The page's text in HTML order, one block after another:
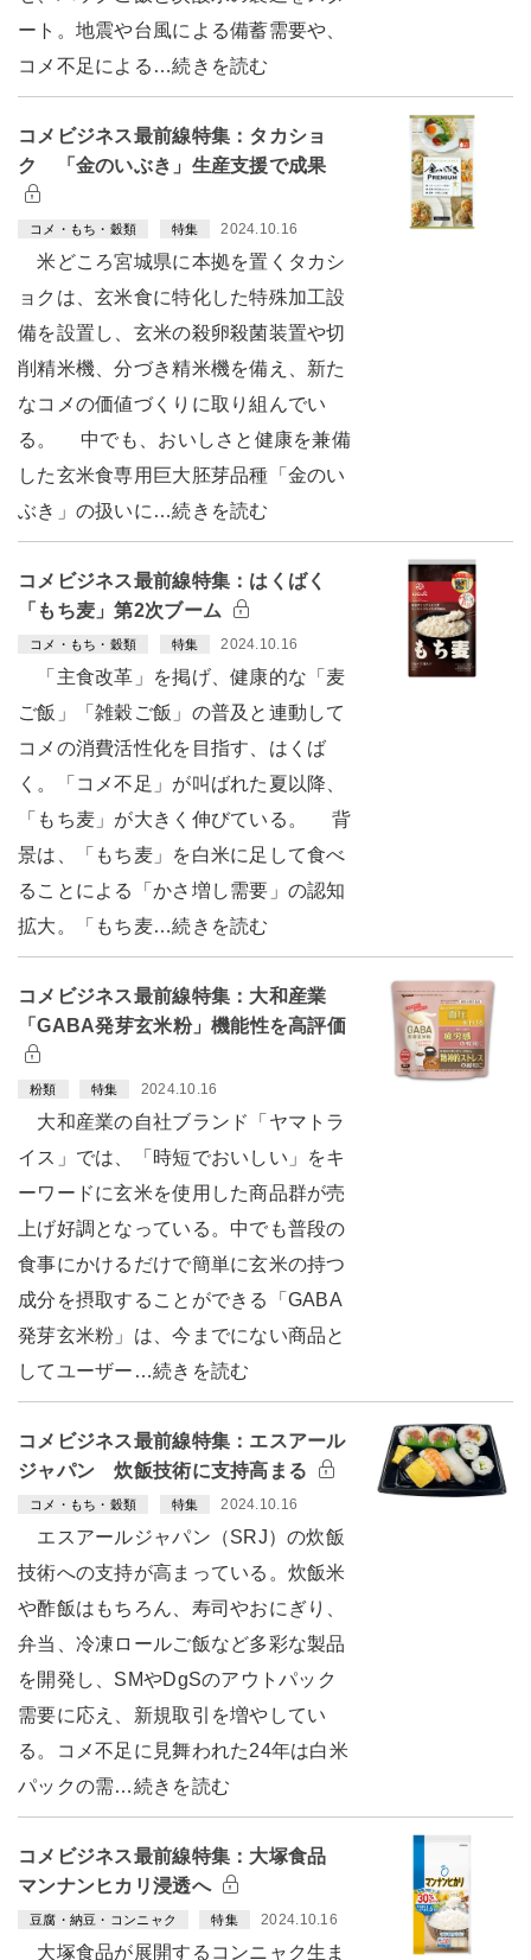
ート。地震や台風による備蓄需要や、
コメ不足による…続きを読む
コメビジネス最前線特集：タカショ
ク 「金のいぶき」生産支援で成果
コメ・もち・穀類 特集 2024.10.16
米どころ宮城県に本拠を置くタカシ
ョクは、玄米食に特化した特殊加工設
備を設置し、玄米の殺卵殺菌装置や切
削精米機、分づき精米機を備え、新た
なコメの価値づくりに取り組んでい
る。 中でも、おいしさと健康を兼備
した玄米食専用巨大胚芽品種「金のい
ぶき」の扱いに…続きを読む
コメビジネス最前線特集：はくばく
「もち麦」第2次ブーム
コメ・もち・穀類 特集 2024.10.16
「主食改革」を掲げ、健康的な「麦
ご飯」「雑穀ご飯」の普及と連動して
コメの消費活性化を目指す、はくば
く。「コメ不足」が叫ばれた夏以降、
「もち麦」が大きく伸びている。 背
景は、「もち麦」を白米に足して食べ
ることによる「かさ増し需要」の認知
拡大。「もち麦…続きを読む
コメビジネス最前線特集：大和産業
「GABA発芽玄米粉」機能性を高評価
粉類 特集 2024.10.16
大和産業の自社ブランド「ヤマトラ
イス」では、「時短でおいしい」をキ
ーワードに玄米を使用した商品群が売
上げ好調となっている。中でも普段の
食事にかけるだけで簡単に玄米の持つ
成分を摂取することができる「GABA
発芽玄米粉」は、今までにない商品と
してユーザー…続きを読む
コメビジネス最前線特集：エスアール
ジャパン 炊飯技術に支持高まる
コメ・もち・穀類 特集 2024.10.16
エスアールジャパン（SRJ）の炊飯
技術への支持が高まっている。炊飯米
や酢飯はもちろん、寿司やおにぎり、
弁当、冷凍ロールご飯など多彩な製品
を開発し、SMやDgSのアウトパック
需要に応え、新規取引を増やしてい
る。コメ不足に見舞われた24年は白米
パックの需…続きを読む
コメビジネス最前線特集：大塚食品
マンナンヒカリ浸透へ
豆腐・納豆・コンニャク 特集 2024.10.16
大塚食品が展開するコンニャク生ま